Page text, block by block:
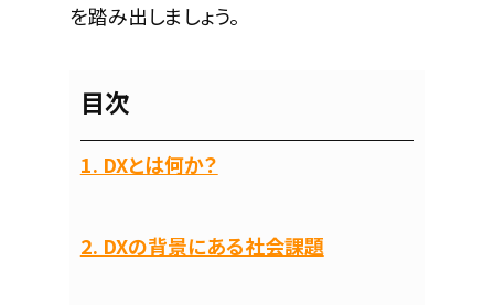
を踏み出しましょう。
目次
1. DXとは何か？
2. DXの背景にある社会課題